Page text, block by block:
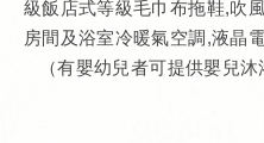
級飯店式等級毛巾布拖鞋,吹
房間及浴室冷暖氣空調,液晶
（有嬰幼兒者可提供嬰兒沐